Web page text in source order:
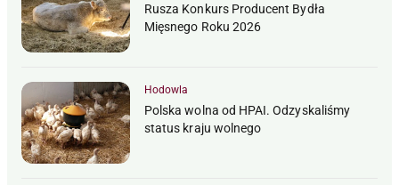
Rusza Konkurs Producent Bydła
Mięsnego Roku 2026
Hodowla
Polska wolna od HPAI. Odzyskaliśmy
status kraju wolnego